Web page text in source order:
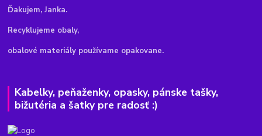
Ďakujem, Janka.
Recyklujeme obaly,
obalové materiály používame opakovane.
Kabelky, peňaženky, opasky, pánske tašky,
bižutéria a šatky pre radosť :)